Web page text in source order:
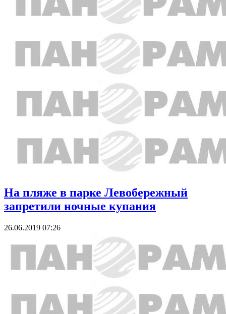
На пляже в парке Левобережный
запретили ночные купания
26.06.2019 07:26